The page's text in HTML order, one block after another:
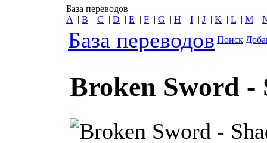
База переводов
A | B | C | D | E | F | G | H | I | J | K | L | M |
База переводов Поиск
Broken Sword -